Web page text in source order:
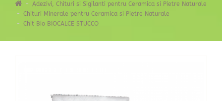
Adezivi, Chituri si Sigilanti pentru Ceramica si Pietre Naturale
Chituri Minerale pentru Ceramica si Pietre Naturale
Chit Bio BIOCALCE STUCCO